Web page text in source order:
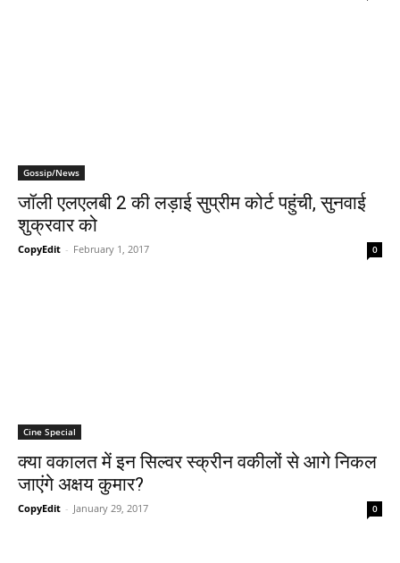
Gossip/News
जॉली एलएलबी 2 की लड़ाई सुप्रीम कोर्ट पहुंची, सुनवाई
शुक्रवार को
CopyEdit - February 1, 2017 0
Cine Special
क्‍या वकालत में इन सिल्‍वर स्‍क्रीन वकीलों से आगे निकल
जाएंगे अक्षय कुमार?
CopyEdit - January 29, 2017 0